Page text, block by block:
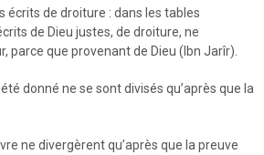
écrits de droiture : dans les tables
de Dieu justes, de droiture, ne
parce que provenant de Dieu (Ibn Jarîr).
donné ne se sont divisés qu’après que la
ne divergèrent qu’après que la preuve